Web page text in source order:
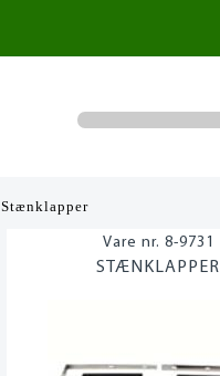
Stænklapper
8-9731
STÆNKLAPPER